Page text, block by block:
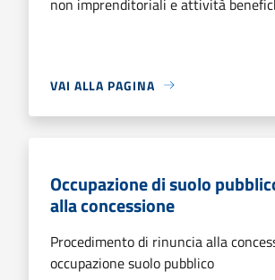
VAI ALLA PAGINA
Occupazione di suolo
alla concessione
Procedimento di rinuncia alla
occupazione suolo pubblico